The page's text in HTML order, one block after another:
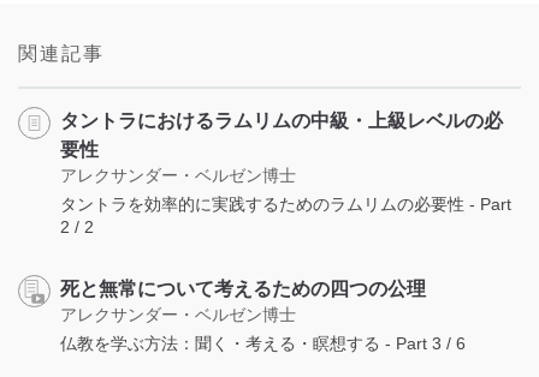
関連記事
タントラにおけるラムリムの中級・上級レベルの必
要性
アレクサンダー・ベルゼン博士
タントラを効率的に実践するためのラムリムの必要性 - Part
2 / 2
死と無常について考えるための四つの公理
アレクサンダー・ベルゼン博士
仏教を学ぶ方法：聞く・考える・瞑想する - Part 3 / 6